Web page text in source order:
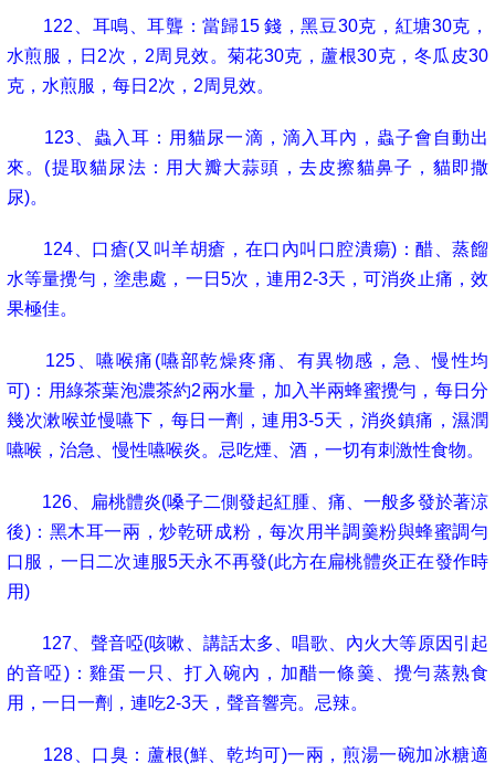
122 、耳鳴、耳聾：當歸15錢，黑豆30克，紅塘30克，
水煎服，日 2次， 2周見效。菊花30克，蘆根30克，冬瓜皮30
克，水煎服，每日 2次， 2周見效。
123 、蟲入耳：用貓尿一滴，滴入耳內，蟲子會自動出
來。 (提取貓尿法：用大瓣大蒜頭，去皮擦貓鼻子，貓即撒
尿)。
124 、口瘡(又叫羊胡瘡，在口內叫口腔潰瘍) ：醋、蒸餾
水等量攪勻，塗患處，一日 5次，連用 2-3天，可消炎止痛，效
果極佳。
125 、嚥喉痛 (嚥部乾燥疼痛、有異物感，急、慢性均
可) ：用綠茶葉泡濃茶約2兩水量，加入半兩蜂蜜攪勻，每日分
幾次漱喉並慢嚥下，每日一劑，連用3-5天，消炎鎮痛，濕潤
嚥喉，治急、慢性嚥喉炎。忌吃煙、酒，一切有刺激性食物。
126 、扁桃體炎(嗓子二側發起紅腫、痛、一般多發於著涼
後)：黑木耳一兩，炒乾研成粉，每次用半調羹粉與蜂蜜調勻
口服，一日二次連服5天永不再發(此方在扁桃體炎正在發作時
用)
127 、聲音啞(咳嗽、講話太多、唱歌、內火大等原因引起
的音啞)：雞蛋一只、打入碗內，加醋一條羹、攪勻蒸熟食
用，一日一劑，連吃2-3天，聲音響亮。忌辣。
128 、口臭：蘆根(鮮、乾均可)一兩，煎湯一碗加冰糖適